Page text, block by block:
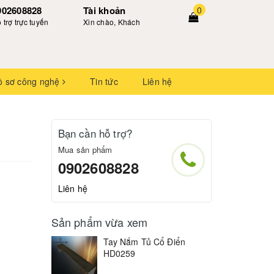
trợ trực tuyến
Tài khoản
Xin chào, Khách
0
sơ công nghệ Tin tức Liên hệ
Bạn cần hỗ trợ?
Mua sản phẩm
0902608828
Liên hệ
Sản phẩm vừa xem
Tay Nắm Tủ Cổ Điển
HD0259